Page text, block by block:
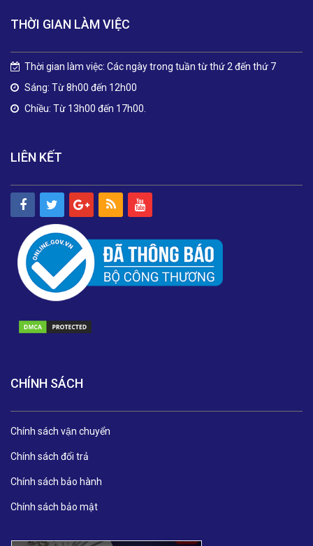
THỜI GIAN LÀM VIỆC
Thời gian làm việc: Các ngày trong tuần từ thứ 2 đến thứ 7
Sáng: Từ 8h00 đến 12h00
Chiều: Từ 13h00 đến 17h00.
LIÊN KẾT
CHÍNH SÁCH
Chính sách vận chuyển
Chính sách đổi trả
Chính sách bảo hành
Chính sách bảo mật